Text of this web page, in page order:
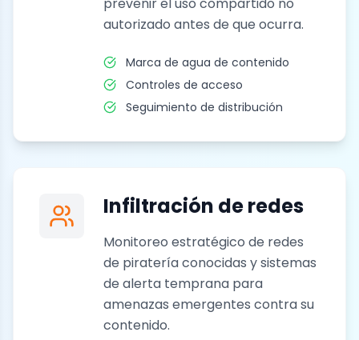
autorizado antes de que ocurra.
Marca de agua de contenido
Controles de acceso
Seguimiento de distribución
Infiltración de redes
Monitoreo estratégico de redes
de piratería conocidas y sistemas
de alerta temprana para
amenazas emergentes contra su
contenido.